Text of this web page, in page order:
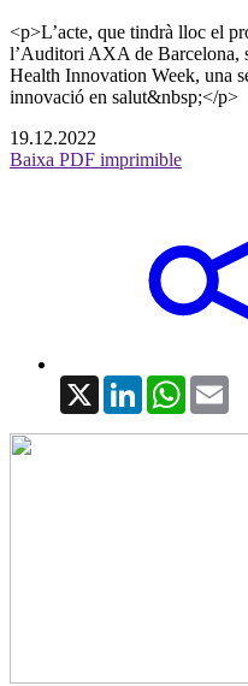
<p>L’acte, que tindrà lloc el
l’Auditori AXA de Barcelona,
Health Innovation Week, una
innovació en salut&nbsp;</p>
19.12.2022
Baixa PDF imprimible
X LinkedIn